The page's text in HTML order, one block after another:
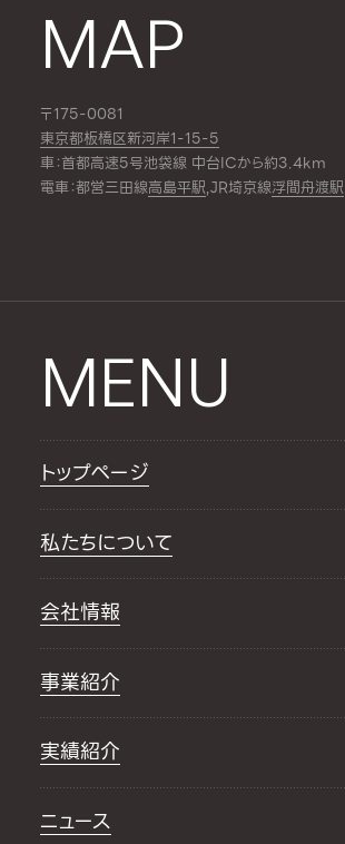
MAP
〒175-0081
東京都板橋区新河岸1-15-5
車：首都高速5号池袋線 中台ICから約3.4km
電車：都営三田線高島平駅,JR埼京線浮間舟渡駅
MENU
トップページ
私たちについて
会社情報
事業紹介
実績紹介
ニュース